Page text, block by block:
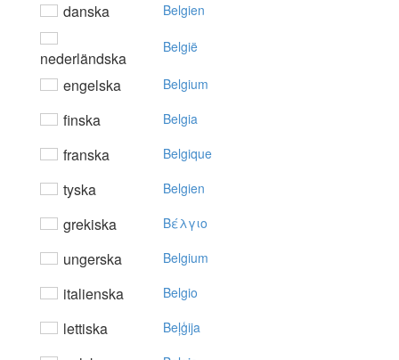
danska Belgien
nederländska
België
engelska Belgium
finska Belgia
franska Belgique
tyska Belgien
grekiska Bέλγιo
ungerska Belgium
italienska Belgio
lettiska Beļģija